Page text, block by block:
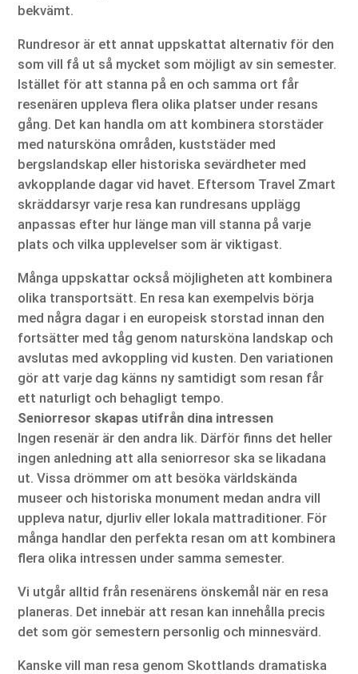
bekvämt.
Rundresor är ett annat uppskattat alternativ för den
som vill få ut så mycket som möjligt av sin semester.
Istället för att stanna på en och samma ort får
resenären uppleva flera olika platser under resans
gång. Det kan handla om att kombinera storstäder
med natursköna områden, kuststäder med
bergslandskap eller historiska sevärdheter med
avkopplande dagar vid havet. Eftersom Travel Zmart
skräddarsyr varje resa kan rundresans upplägg
anpassas efter hur länge man vill stanna på varje
plats och vilka upplevelser som är viktigast.
Många uppskattar också möjligheten att kombinera
olika transportsätt. En resa kan exempelvis börja
med några dagar i en europeisk storstad innan den
fortsätter med tåg genom natursköna landskap och
avslutas med avkoppling vid kusten. Den variationen
gör att varje dag känns ny samtidigt som resan får
ett naturligt och behagligt tempo.
Seniorresor skapas utifrån dina intressen
Ingen resenär är den andra lik. Därför finns det heller
ingen anledning att alla seniorresor ska se likadana
ut. Vissa drömmer om att besöka världskända
museer och historiska monument medan andra vill
uppleva natur, djurliv eller lokala mattraditioner. För
många handlar den perfekta resan om att kombinera
flera olika intressen under samma semester.
Vi utgår alltid från resenärens önskemål när en resa
planeras. Det innebär att resan kan innehålla precis
det som gör semestern personlig och minnesvärd.
Kanske vill man resa genom Skottlands dramatiska